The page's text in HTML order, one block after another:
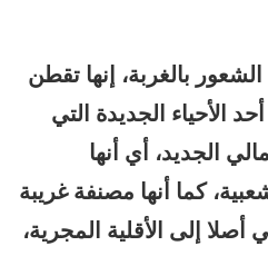
بالغربة، إنها تقطن
الأحياء الجديدة التي
الجديد، أي أنها
كما أنها مصنفة غريبة
أصلا إلى الأقلية المجرية،